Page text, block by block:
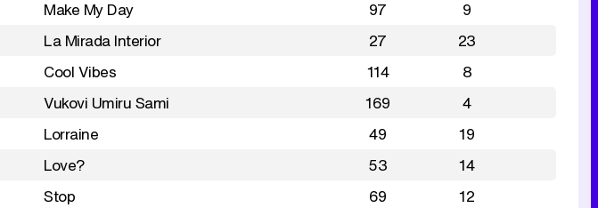
Make My Day 97 9
La Mirada Interior 27 23
Cool Vibes 114 8
Vukovi Umiru Sami 169 4
Lorraine 49 19
Love? 53 14
Stop 69 12